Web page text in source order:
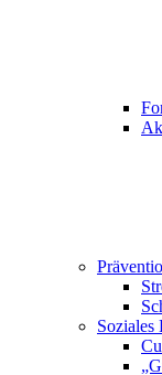
Soziales